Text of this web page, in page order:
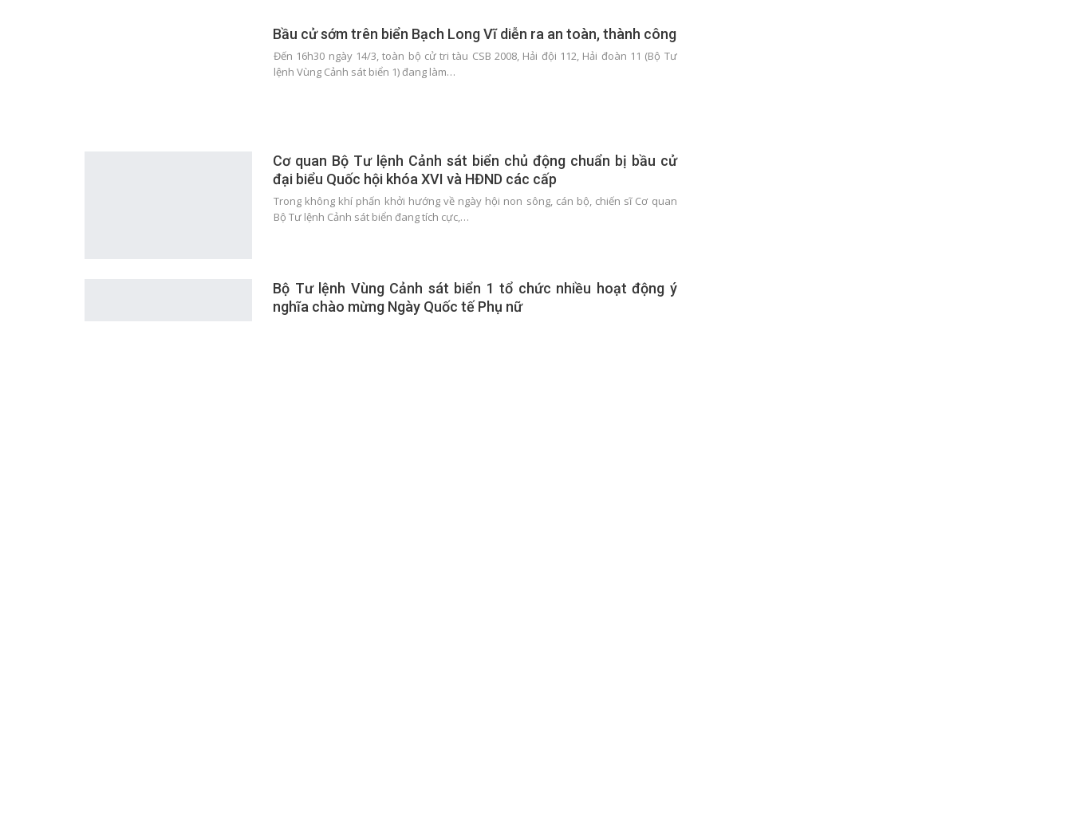
Bầu cử sớm trên biển Bạch Long Vĩ diễn ra an toàn, thành công
Đến 16h30 ngày 14/3, toàn bộ cử tri tàu CSB 2008, Hải đội 112, Hải đoàn 11 (Bộ Tư
lệnh Vùng Cảnh sát biển 1) đang làm…
Cơ quan Bộ Tư lệnh Cảnh sát biển chủ động chuẩn bị bầu cử
đại biểu Quốc hội khóa XVI và HĐND các cấp
Trong không khí phấn khởi hướng về ngày hội non sông, cán bộ, chiến sĩ Cơ quan
Bộ Tư lệnh Cảnh sát biển đang tích cực,…
Bộ Tư lệnh Vùng Cảnh sát biển 1 tổ chức nhiều hoạt động ý
nghĩa chào mừng Ngày Quốc tế Phụ nữ